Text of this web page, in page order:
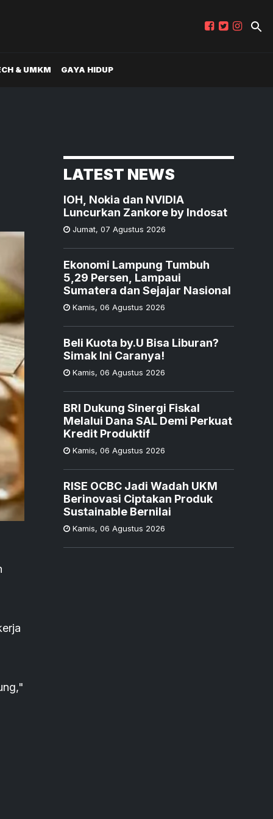
& UMKM GAYA HIDUP
LATEST NEWS
IOH, Nokia dan NVIDIA
Luncurkan Zankore by Indosat
Jumat, 07 Agustus 2026
Ekonomi Lampung Tumbuh
5,29 Persen, Lampaui
Sumatera dan Sejajar Nasional
Kamis, 06 Agustus 2026
Beli Kuota by.U Bisa Liburan?
Simak Ini Caranya!
Kamis, 06 Agustus 2026
BRI Dukung Sinergi Fiskal
Melalui Dana SAL Demi Perkuat
Kredit Produktif
Kamis, 06 Agustus 2026
RISE OCBC Jadi Wadah UKM
Berinovasi Ciptakan Produk
Sustainable Bernilai
Kamis, 06 Agustus 2026